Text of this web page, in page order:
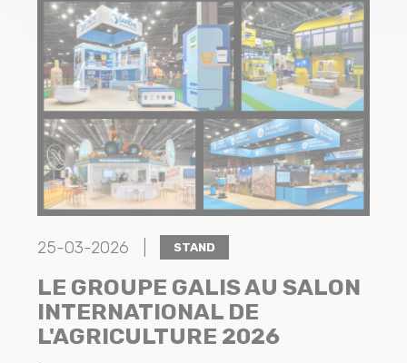
25-03-2026 | STAND
LE GROUPE GALIS AU SALON
INTERNATIONAL DE
L'AGRICULTURE 2026